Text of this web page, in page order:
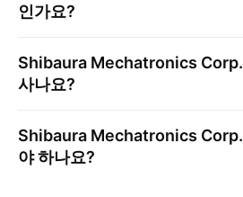
인가요?
Shibaura Mechatronics Corp.
사나요?
Shibaura Mechatronics Corp.
야 하나요?